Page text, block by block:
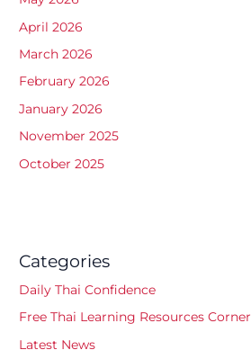
April 2026
March 2026
February 2026
January 2026
November 2025
October 2025
Categories
Daily Thai Confidence
Free Thai Learning Resources Corner
Latest News